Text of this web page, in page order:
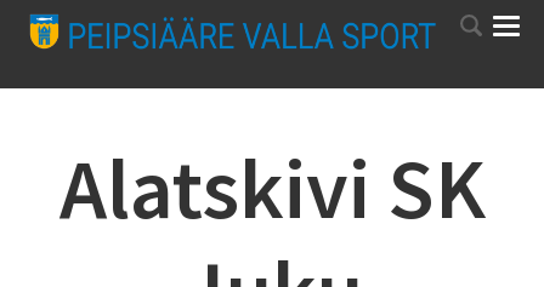
Alatskivi SK